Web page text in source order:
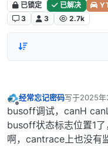
已锁定 已解决
3
3 2.7k
离线
经常忘记密码写于2025年
最后由 编辑
busoff调试，canH
busoff状态标志位置1
啊，cantrace上也没有